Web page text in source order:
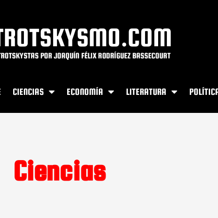
CIENCIAS ECONOMÍA LITERATURA
Ciencias